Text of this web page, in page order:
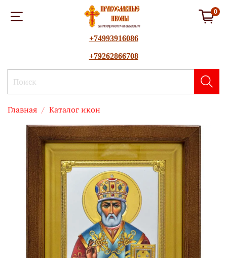
0
+74993916086
+79262866708
Главная Каталог икон